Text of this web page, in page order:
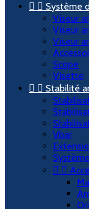
  Système
Viseur
Viseur
Viseur
Scope
Visette
  Stabilité
Vbar
 